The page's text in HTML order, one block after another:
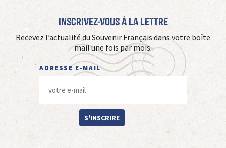
Inscrivez-vous à La Lettre
Recevez l’actualité du Souvenir Français dans votre boîte
mail une fois par mois.
ADRESSE E-MAIL
S'INSCRIRE